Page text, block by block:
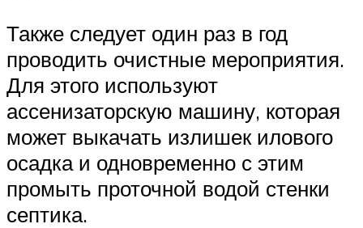
Также следует один раз в год
проводить очистные мероприятия.
Для этого используют
ассенизаторскую машину, которая
может выкачать излишек илового
осадка и одновременно с этим
промыть проточной водой стенки
септика.